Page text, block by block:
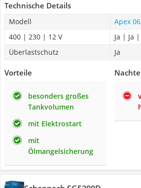
Technische Details
Modell
Apex
400 | 230 | 12 V
Ja | Ja |
Überlastschutz
Ja
Vorteile
besonders großes
Tankvolumen
mit Elektrostart
mit
Ölmangelsicherung